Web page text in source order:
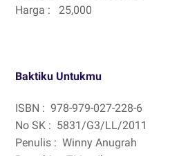
Harga :
25,000
Baktiku Untukmu
ISBN : 978-979-027-228-6
No SK : 5831/G3/LL/2011
Penulis : Winny Anugrah